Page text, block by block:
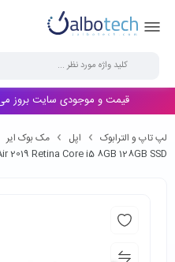
قیمت و موجودی سایت بروز
لپ تاپ و الترابوک اپل مک بوک ایر
Retina Core i5 8GB 128GB SSD